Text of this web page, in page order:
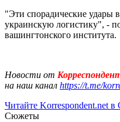
"Эти спорадические удары
украинскую логистику", -
вашингтонского института.
Новости от
на наш канал https://t.me/
Читайте Korrespondent.net в
Сюжеты